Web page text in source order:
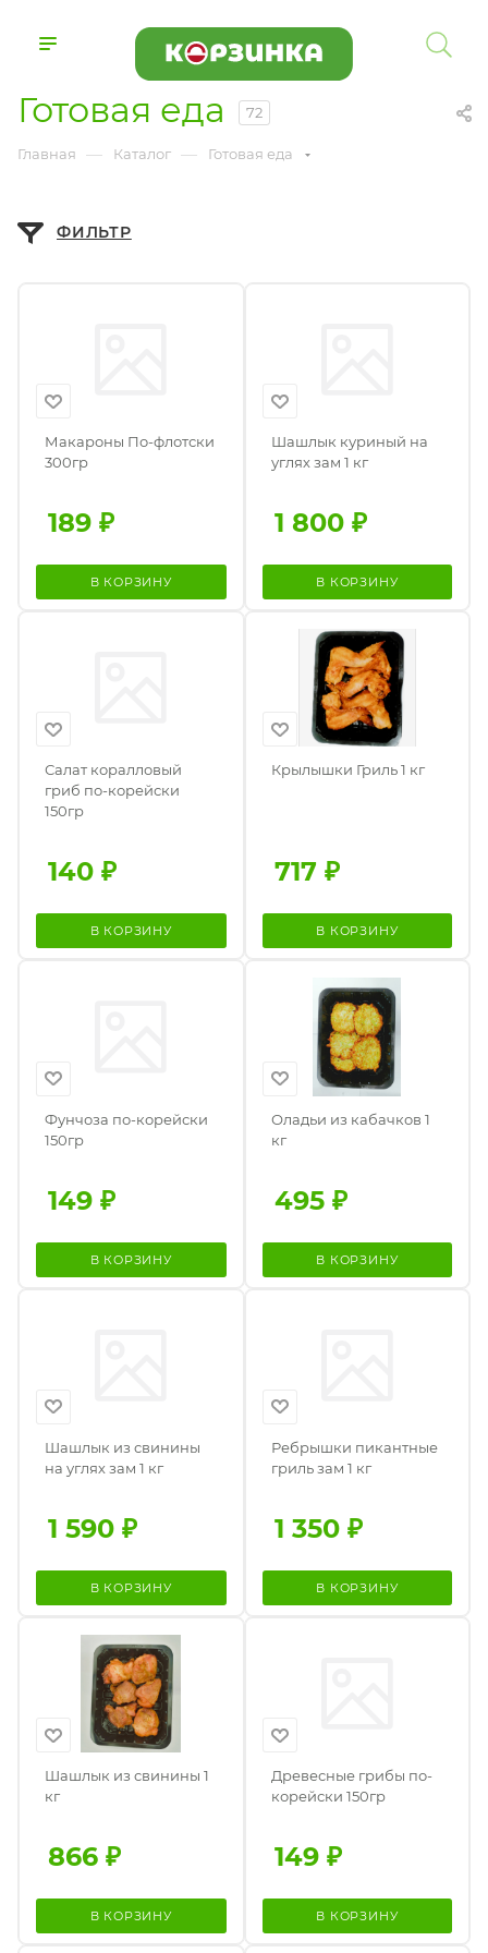
Готовая еда 72
Главная — Каталог — Готовая еда
ФИЛЬТР
Макароны По-флотски
300гр
189 ₽
В КОРЗИНУ
Шашлык куриный на
углях зам 1 кг
1 800₽
В КОРЗИНУ
Салат коралловый
гриб по-корейски
150гр
140 ₽
В КОРЗИНУ
Крылышки Гриль 1 кг
717₽
В КОРЗИНУ
Фунчоза по-корейски
150гр
149 ₽
В КОРЗИНУ
Оладьи из кабачков 1
кг
495₽
В КОРЗИНУ
Шашлык из свинины
на углях зам 1 кг
1 590 ₽
В КОРЗИНУ
Ребрышки пикантные
гриль зам 1 кг
1 350₽
В КОРЗИНУ
Шашлык из свинины 1
кг
866 ₽
В КОРЗИНУ
Древесные грибы по-
корейски 150гр
149₽
В КОРЗИНУ